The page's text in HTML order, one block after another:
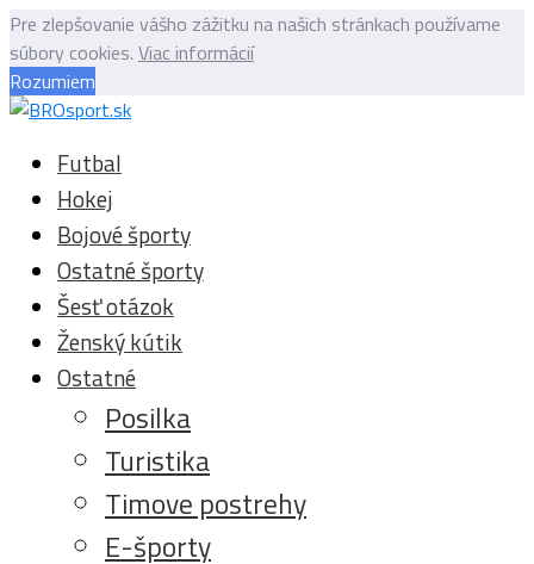
Pre zlepšovanie vášho zážitku na našich stránkach používame
súbory cookies. Viac informácií
Rozumiem
Futbal
Hokej
Bojové športy
Ostatné športy
Šesť otázok
Ženský kútik
Ostatné
Posilka
Turistika
Timove postrehy
E-športy